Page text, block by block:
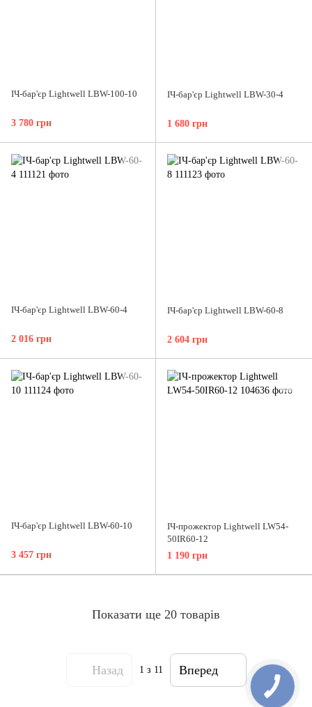
ІЧ-бар'єр Lightwell LBW-100-10
3 780 грн
ІЧ-бар'єр Lightwell LBW-30-4
1 680 грн
ІЧ-бар'єр Lightwell LBW-60-4
2 016 грн
ІЧ-бар'єр Lightwell LBW-60-8
2 604 грн
ІЧ-бар'єр Lightwell LBW-60-10
3 457 грн
ІЧ-прожектор Lightwell LW54-
50IR60-12
1 190 грн
Показати ще 20 товарів
Назад 1 з 11 Вперед